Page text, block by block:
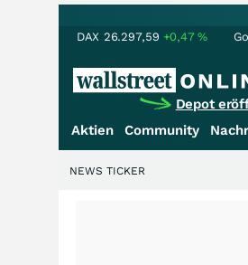
DAX 26.297,59 +0,47%
Depot
Aktien Community
NEWS TICKER